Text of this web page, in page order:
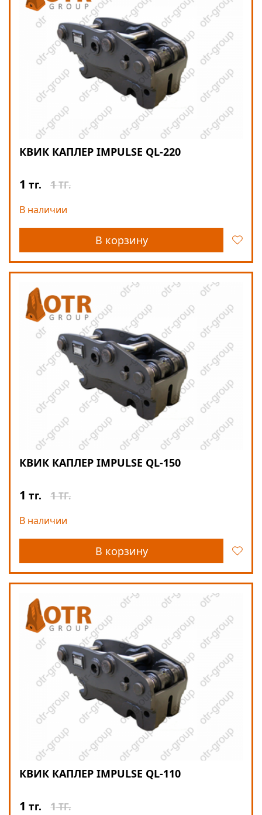
КВИК КАПЛЕР IMPULSE QL-220
1 тг. 1ТГ.
В корзину
В наличии
КВИК КАПЛЕР IMPULSE QL-150
1 тг. 1ТГ.
В корзину
В наличии
КВИК КАПЛЕР IMPULSE QL-110
1 тг. 1ТГ.